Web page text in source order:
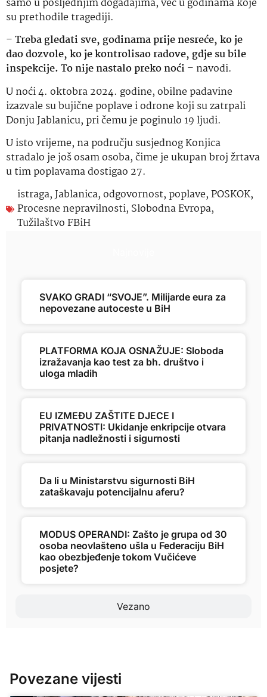
su prethodile tragediji.
–Treba gledati sve, godinama prije nesreće, ko je
dao dozvole, ko je kontrolisao radove, gdje su bile
inspekcije. To nije nastalo preko noći– navodi.
U noći 4. oktobra 2024. godine, obilne padavine
izazvale su bujične poplave i odrone koji su zatrpali
Donju Jablanicu, pri čemu je poginulo 19 ljudi.
U isto vrijeme, na području susjednog Konjica
stradalo je još osam osoba, čime je ukupan broj žrtava
u tim poplavama dostigao 27.
istraga,Jablanica,odgovornost, poplave,POSKOK,
Procesne nepravilnosti, Slobodna Evropa,
Tužilaštvo FBiH
Vezano
SVAKO GRADI “SVOJE”. Milijarde eura za
nepovezane autoceste u BiH
PLATFORMA KOJA OSNAŽUJE: Sloboda
izražavanja kao test za bh. društvo i
uloga mladih
EU IZMEĐU ZAŠTITE DJECE I
PRIVATNOSTI: Ukidanje enkripcije otvara
pitanja nadležnosti i sigurnosti
Da li u Ministarstvu sigurnosti BiH
zataškavaju potencijalnu aferu?
MODUS OPERANDI: Zašto je grupa od 30
osoba neovlašteno ušla u Federaciju BiH
kao obezbjeđenje tokom Vučićeve
posjete?
Povezane vijesti